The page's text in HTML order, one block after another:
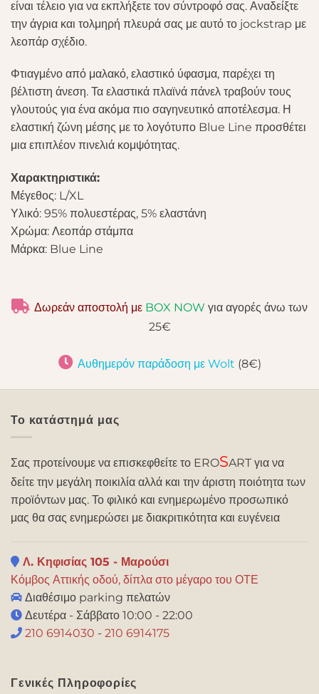
είναι τέλειο για να εκπλήξετε τον σύντροφό σας. Αναδείξτε
την άγρια ​​και τολμηρή πλευρά σας με αυτό το jockstrap με
λεοπάρ σχέδιο.
Φτιαγμένο από μαλακό, ελαστικό ύφασμα, παρέχει τη
βέλτιστη άνεση. Τα ελαστικά πλαϊνά πάνελ τραβούν τους
γλουτούς για ένα ακόμα πιο σαγηνευτικό αποτέλεσμα. Η
ελαστική ζώνη μέσης με το λογότυπο Blue Line προσθέτει
μια επιπλέον πινελιά κομψότητας.
Χαρακτηριστικά:
Μέγεθος: L/XL
Υλικό: 95% πολυεστέρας, 5% ελαστάνη
Χρώμα: Λεοπάρ στάμπα
Μάρκα: Blue Line
Δωρεάν αποστολή με BOX NOW για αγορές άνω των
25€
Αυθημερόν παράδοση με Wolt (8€)
Το κατάστημά μας
Σας προτείνουμε να επισκεφθείτε το EROSART για να
δείτε την μεγάλη ποικιλία αλλά και την άριστη ποιότητα των
προϊόντων μας. Το φιλικό και ενημερωμένο προσωπικό
μας θα σας ενημερώσει με διακριτικότητα και ευγένεια
Λ. Κηφισίας 105 - Μαρούσι
Κόμβος Αττικής οδού, δίπλα στο μέγαρο του ΟΤΕ
Διαθέσιμο parking πελατών
Δευτέρα - Σάββατο 10:00 - 22:00
210 6914030 - 210 6914175
Γενικές Πληροφορίες